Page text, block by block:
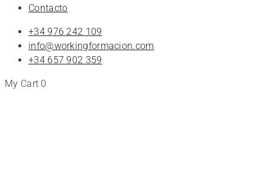
Contacto
+34 976 242 109
info@workingformacion.com
+34 657 902 359
My Cart 0